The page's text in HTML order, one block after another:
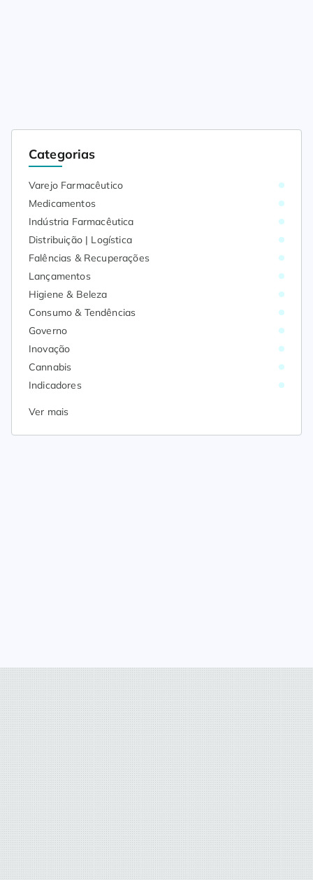
Categorias
Varejo Farmacêutico
Medicamentos
Indústria Farmacêutica
Distribuição | Logística
Falências & Recuperações
Lançamentos
Higiene & Beleza
Consumo & Tendências
Governo
Inovação
Cannabis
Indicadores
Ver mais